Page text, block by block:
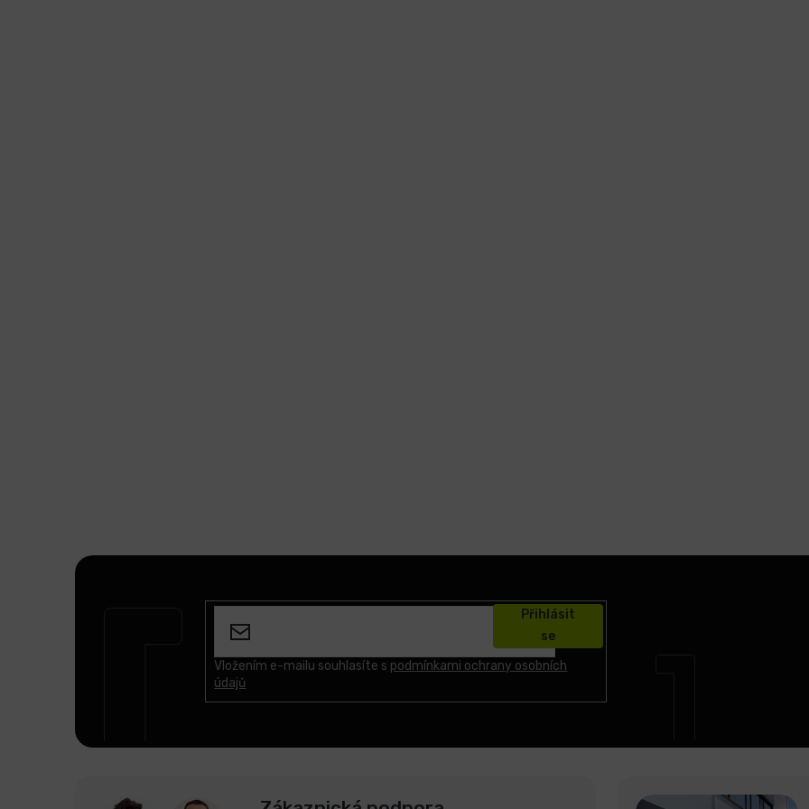
Vložením e-mailu souhlasíte s podmínkami ochrany osobních
údajů
Přihlásit
se